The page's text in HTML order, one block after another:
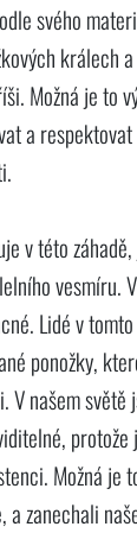
svého
králech
Možná je to
a
v této
vesmíru.
Lidé v
ponožky,
V našem světě
Možná je
zanechali